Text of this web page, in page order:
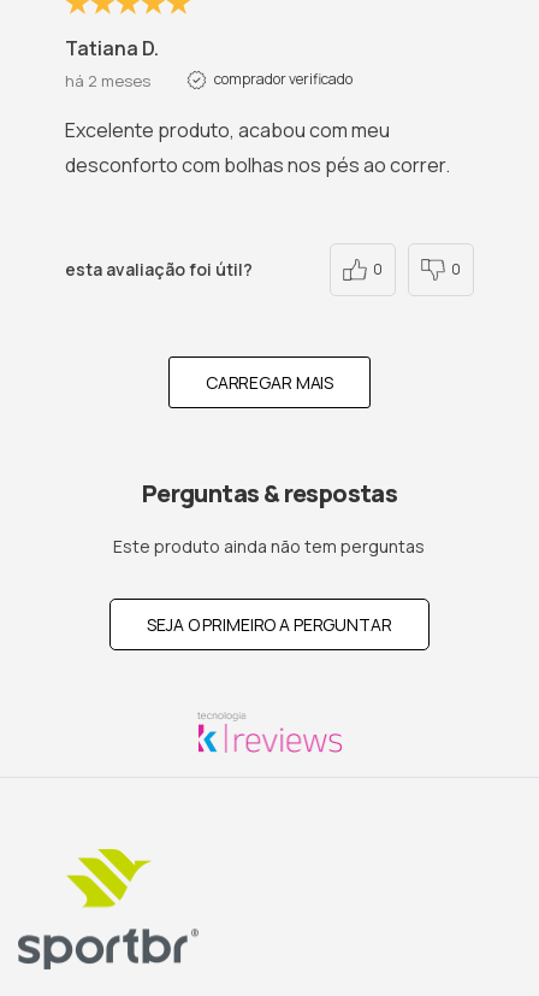
Tatiana D.
há 2 meses comprador verificado
Excelente produto, acabou com meu
desconforto com bolhas nos pés ao correr.
esta avaliação foi útil? 0 0
CARREGAR MAIS
Perguntas & respostas
Este produto ainda não tem perguntas
SEJA O PRIMEIRO A PERGUNTAR